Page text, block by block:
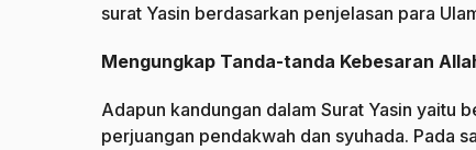
surat Yasin berdasarkan penjelasan para
Mengungkap Tanda-tanda Kebesaran
Adapun kandungan dalam Surat Yasin yaitu
perjuangan pendakwah dan syuhada. Pada